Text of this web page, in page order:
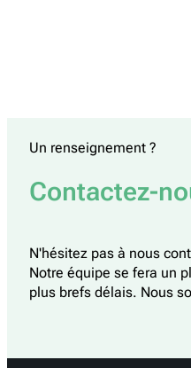
Contactez-
Un renseignement ?
N'hésitez pas à nous
Notre équipe se fera un
plus brefs délais. Nous